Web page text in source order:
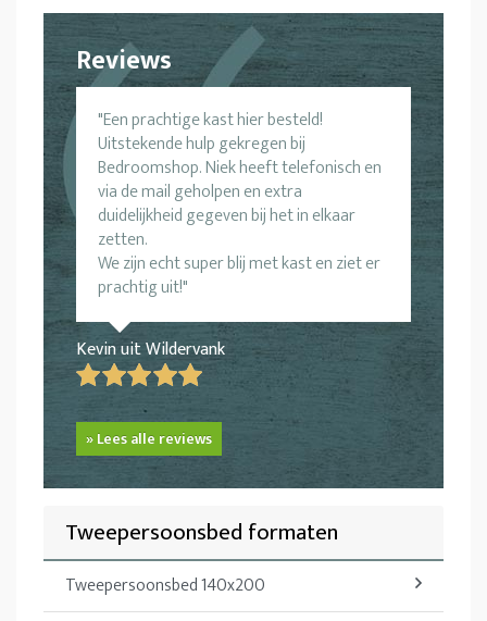
Reviews
Een prachtige kast hier besteld!
Uitstekende hulp gekregen bij
Bedroomshop. Niek heeft telefonisch en
via de mail geholpen en extra
duidelijkheid gegeven bij het in elkaar
zetten.
We zijn echt super blij met kast en ziet er
prachtig uit!
Kevin uit Wildervank
» Lees alle reviews
Tweepersoonsbed formaten
Tweepersoonsbed 140x200